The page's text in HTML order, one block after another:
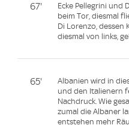
67'
Ecke Pellegrini und
beim Tor, diesmal
Di Lorenzo, dessen
diesmal von links,
65'
Albanien wird in
und den Italienern
Nachdruck. Wie
zumal die Albaner
entstehen mehr